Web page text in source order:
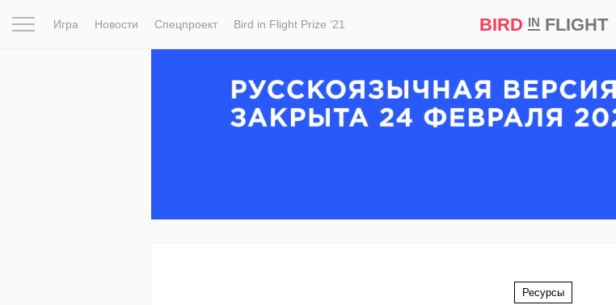
Игра Новости Спецпроект Bird in Flight Prize ‘21 BIRD INFLIGHT
Ресурсы